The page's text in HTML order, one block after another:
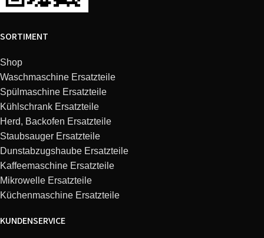
SORTIMENT
Shop
Waschmaschine Ersatzteile
Spülmaschine Ersatzteile
Kühlschrank Ersatzteile
Herd, Backofen Ersatzteile
Staubsauger Ersatzteile
Dunstabzugshaube Ersatzteile
Kaffeemaschine Ersatzteile
Mikrowelle Ersatzteile
Küchenmaschine Ersatzteile
KUNDENSERVICE